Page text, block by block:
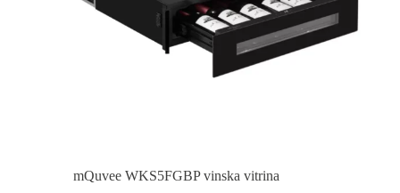
mQuvee WKS5FGBP vinska vitrina